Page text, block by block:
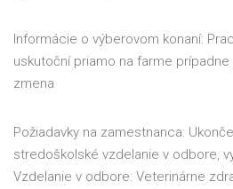
Informácie o výberovom konaní:
uskutoční priamo na farme
zmena
Požiadavky na zamestnanca:
stredoškolské vzdelanie v odbore,
Vzdelanie v odbore: Veterinárne